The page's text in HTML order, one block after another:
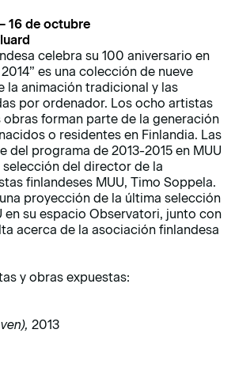
16 de octubre
celebra su 100 aniversario en
es una colección de nueve
la animación tradicional y las
por ordenador. Los ocho artistas
obras forman parte de la generación
o residentes en Finlandia. Las
del programa de 2013-2015 en MUU
selección del director de la
finlandeses MUU, Timo Soppela.
proyección de la última selección
en su espacio Observatori, junto con
acerca de la asociación finlandesa
y obras expuestas:
2013